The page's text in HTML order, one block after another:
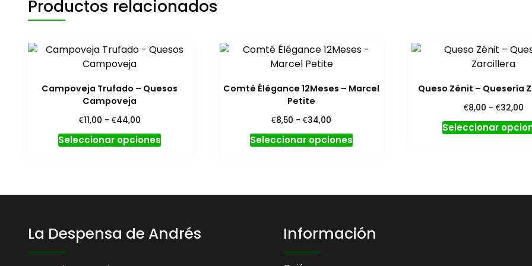
Productos relacionados
Campoveja Trufado – Quesos
Campoveja
€11,00 - €44,00Rango
precios:
Seleccionar opcionesEste
producto
variantes.
se
Comté Élégance 12Meses – Marcel
Petite
€8,50 - €34,00
precios:
Seleccionar opcionesEste
producto
variantes.
se
Queso Zénit – Quesería
€8,00 - €32,00
Seleccionar
La Despensa de Andrés Información